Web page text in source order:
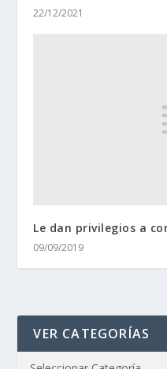
22/12/2021
Le dan privilegios a
09/09/2019
VER CATEGORÍAS